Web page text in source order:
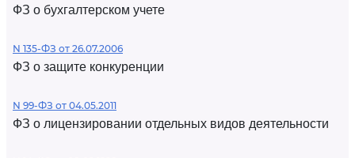
ФЗ о бухгалтерском учете
N 135-ФЗ от 26.07.2006
ФЗ о защите конкуренции
N 99-ФЗ от 04.05.2011
ФЗ о лицензировании отдельных видов деятельности